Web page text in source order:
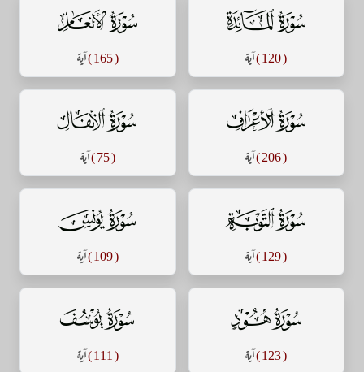
سورة المائدة
( 120 ) آية
سورة الأنعام
( 165 ) آية
سورة الأعراف
( 206 ) آية
سورة الأنفال
( 75 ) آية
سورة التوبة
( 129 ) آية
سورة يونس
( 109 ) آية
سورة هود
( 123 ) آية
سورة يوسف
( 111 ) آية